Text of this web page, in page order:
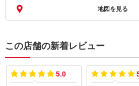
地図を見る
この店舗の新着レビュー
5.0